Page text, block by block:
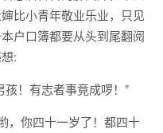
比小青年敬业乐业，只见
户口簿都要从头到尾翻阅
:
！有志者事竟成啰！”
，你四十一岁了！都四十